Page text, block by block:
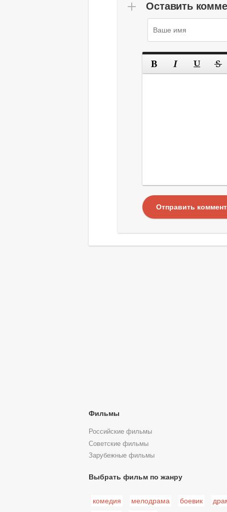
Оставить
Отправить
Фильмы
Российские фильмы
Советские фильмы
Зарубежные фильмы
Выбрать фильм по жанру
комедия мелодрама боевик